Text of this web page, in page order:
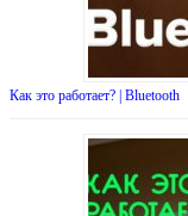
Как это работает? | Bluetooth